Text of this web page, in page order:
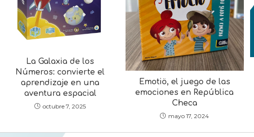
La Galaxia de los
Números: convierte el
aprendizaje en una
aventura espacial
octubre 7, 2025
Emotiö, el juego de las
emociones en República
Checa
mayo 17, 2024